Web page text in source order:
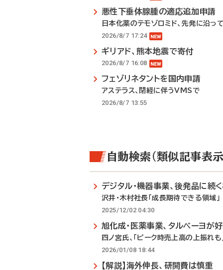
悪性下垂体腺腫の適応追加申請
日本化薬のテモゾロミド、先発に沿って
2026/8/7 17:24
ギリアド、熊本地震で寄付
2026/8/7 16:08
フェゾリネタントを国内申請
アステラス、閉経に伴うVMSで
2026/8/7 13:55
自動検索（類似記事表示
デジタル・機器事業、後発品に続
沢井・木村社長「成長期待できる領域」
2025/12/02 04:30
旭化成・医薬事業、タルペーヨが好
四ノ宮氏、「ピーク時売上高の上振れも
2026/01/08 18:44
【解説】海外伸長、研開費は慎重